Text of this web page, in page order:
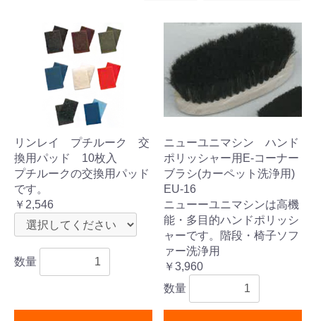
リンレイ プチルーク 交
換用パッド 10枚入
プチルークの交換用パッド
です。
￥2,546
数量
ニューユニマシン ハンド
ポリッシャー用E-コーナー
ブラシ(カーペット洗浄用)
EU-16
ニューーユニマシンは高機
能・多目的ハンドポリッシ
ャーです。階段・椅子ソフ
ァー洗浄用
￥3,960
数量